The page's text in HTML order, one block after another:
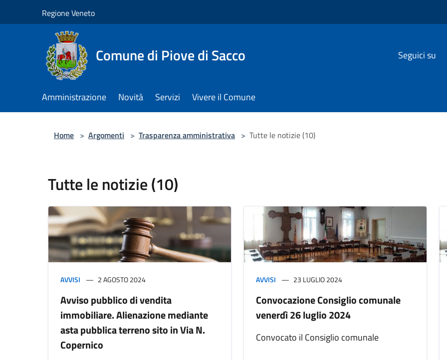
Regione Veneto
Comune di Piove di Sacco Seguici su
Amministrazione Novità Servizi Vivere il Comune
Home > Argomenti > Trasparenza amministrativa > Tutte le notizie (10)
Tutte le notizie (10)
AVVISI 2 AGOSTO 2024
Avviso pubblico di vendita
immobiliare. Alienazione mediante
asta pubblica terreno sito in Via N.
Copernico
AVVISI 23 LUGLIO 2024
Convocazione Consiglio comunale
venerdì 26 luglio 2024
Convocato il Consiglio comunale